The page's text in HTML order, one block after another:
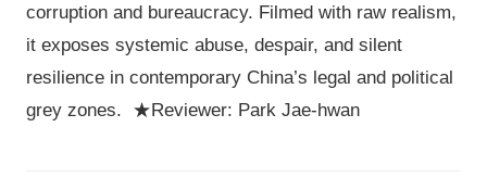
corruption and bureaucracy. Filmed with raw realism,
it exposes systemic abuse, despair, and silent
resilience in contemporary China’s legal and political
grey zones. ★Reviewer: Park Jae-hwan